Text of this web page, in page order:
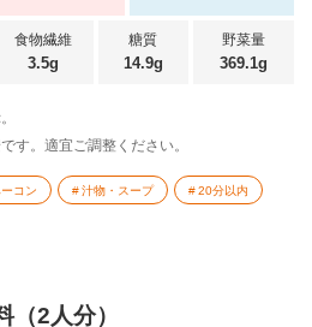
食物繊維
3.5g
糖質
14.9g
野菜量
369.1g
す。適宜ご調整ください。
コン 汁物・スープ 20分以内
（2人分）